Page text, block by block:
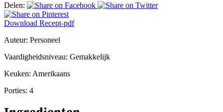
Delen:
Download Recept-pdf
Auteur: Personeel
Vaardigheidsniveau: Gemakkelijk
Keuken: Amerikaans
Porties: 4